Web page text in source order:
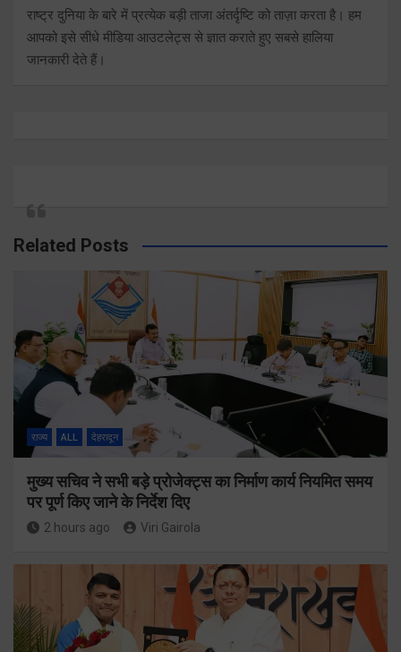
राष्ट्र दुनिया के बारे में प्रत्येक बड़ी ताजा अंतर्दृष्टि को ताज़ा करता है। हम
आपको इसे सीधे मीडिया आउटलेट्स से ज्ञात कराते हुए सबसे हालिया
जानकारी देते हैं।
Related Posts
राज्य ALL देहरादून
मुख्य सचिव ने सभी बड़े प्रोजेक्ट्स का निर्माण कार्य नियमित समय
पर पूर्ण किए जाने के निर्देश दिए
2 hours ago Viri Gairola